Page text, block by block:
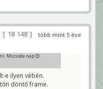
több mint 5 éve
18 148
Micsoda nap 😊
e ilyen vébén.
döntő frame.